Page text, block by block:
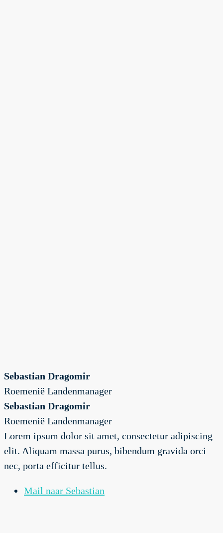
Sebastian Dragomir
Roemenië Landenmanager
Sebastian Dragomir
Roemenië Landenmanager
Lorem ipsum dolor sit amet, consectetur adipiscing
elit. Aliquam massa purus, bibendum gravida orci
nec, porta efficitur tellus.
Mail naar Sebastian